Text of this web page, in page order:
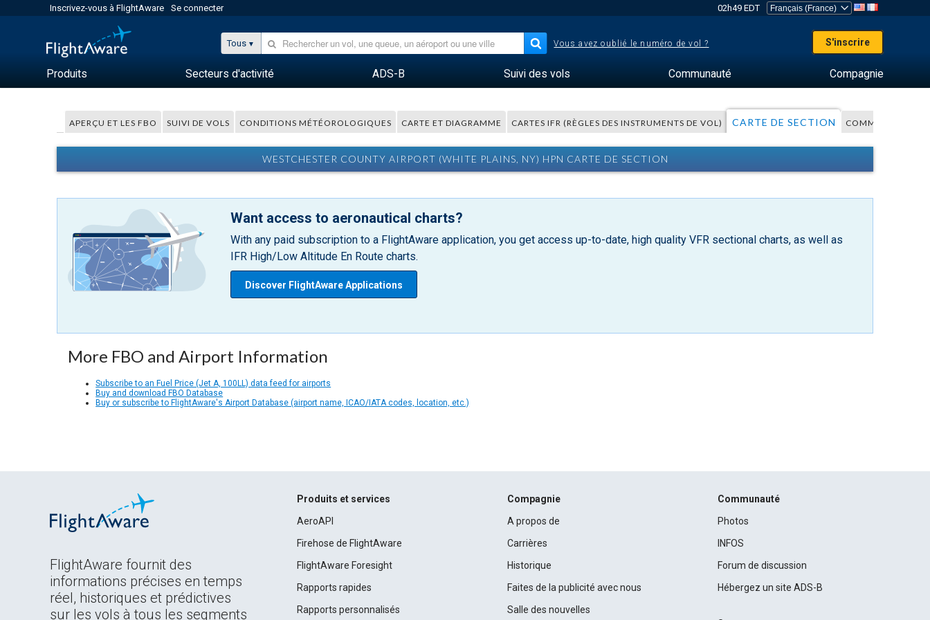
Inscrivez-vous à FlightAware Se connecter 02h49 EDT
Tous Vous avez oublié le numéro de vol ? S'inscrire
Produits Secteurs d'activité ADS-B Suivi des vols Communauté Compagnie
APERÇU ET LES FBO SUIVI DE VOLS CONDITIONS MÉTÉOROLOGIQUES CARTE ET DIAGRAMME CARTES IFR (RÈGLES DES INSTRUMENTS DE VOL) CARTE DE SECTION COMMENTAIRES
WESTCHESTER COUNTY AIRPORT (WHITE PLAINS, NY) HPN CARTE DE SECTION
Want access to aeronautical charts?
With any paid subscription to a FlightAware application, you get access up-to-date, high quality VFR sectional charts, as well as
IFR High/Low Altitude En Route charts.
Discover FlightAware Applications
More FBO and Airport Information
Subscribe to an Fuel Price (Jet A, 100LL) data feed for airports
Buy and download FBO Database
Buy or subscribe to FlightAware's Airport Database (airport name, ICAO/IATA codes, location, etc.)
FlightAware fournit des
informations précises en temps
réel, historiques et prédictives
sur les vols à tous les segments
Produits et services
AeroAPI
Firehose de FlightAware
FlightAware Foresight
Rapports rapides
Rapports personnalisés
Compagnie
A propos de
Carrières
Historique
Faites de la publicité avec nous
Salle des nouvelles
Communauté
Photos
INFOS
Forum de discussion
Hébergez un site ADS-B